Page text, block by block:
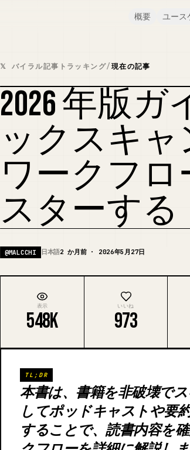
概要 ユース
𝕏 バイラル記事トラッキング/現在の記事
2026 年版
ックスキャン
ワークフ
スターする
@MALCCHI 日本語2 か月前 · 2026年5月27日
表示
548K
いいね
973
TL;DR
本書は、書籍を非破壊で
してポッドキャストや要
することで、読書内容を